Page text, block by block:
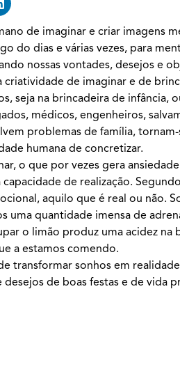
de imaginar e criar imagens
do dias e várias vezes, para
nossas vontades, desejos e
de imaginar e de
seja na brincadeira de infância,
médicos, engenheiros,
problemas de família, tornam-
humana de concretizar.
o que por vezes gera
de realização.
aquilo que é real ou não.
quantidade imensa de
o limão produz uma acidez
a estamos comendo.
transformar sonhos em
de boas festas e de vida